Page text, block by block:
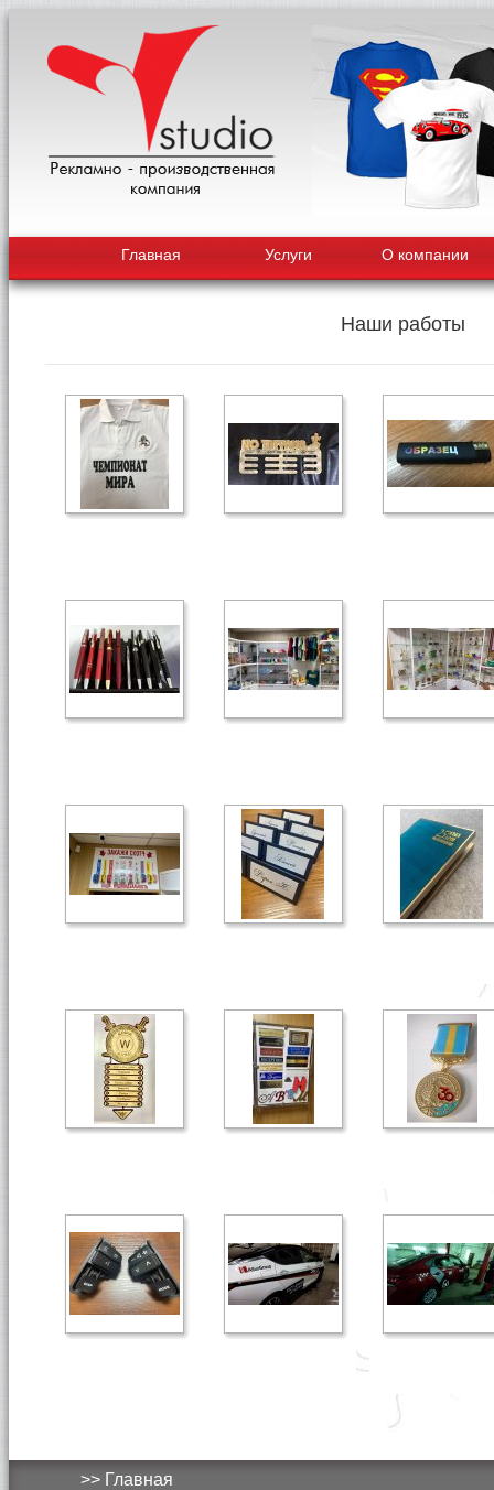
Главная Услуги О компании
Наши работы
>> Главная